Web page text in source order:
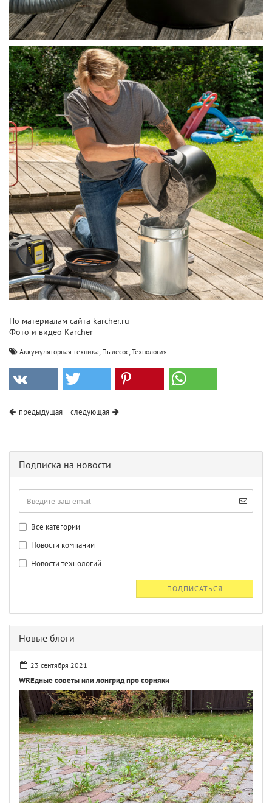
По материалам сайта karcher.ru
Фото и видео Karcher
Аккумуляторная техника, Пылесос, Технология
предыдущая следующая
Подписка на новости
Все категории
Новости компании
Новости технологий
ПОДПИСАТЬСЯ
Новые блоги
23 сентября 2021
WREдные советы или лонгрид про сорняки